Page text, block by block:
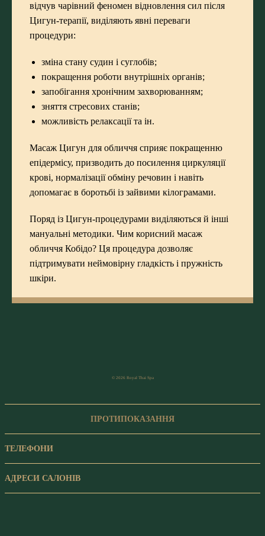
відчув чарівний феномен відновлення сил після
Цигун-терапії, виділяють явні переваги
процедури:
зміна стану судин і суглобів;
покращення роботи внутрішніх органів;
запобігання хронічним захворюванням;
зняття стресових станів;
можливість релаксації та ін.
Масаж Цигун для обличчя сприяє покращенню
епідермісу, призводить до посилення циркуляції
крові, нормалізації обміну речовин і навіть
допомагає в боротьбі із зайвими кілограмами.
Поряд із Цигун-процедурами виділяються й інші
мануальні методики. Чим корисний масаж
обличчя Кобідо? Ця процедура дозволяє
підтримувати неймовірну гладкість і пружність
шкіри.
© 2026 Royal Thai Spa
ПРОТИПОКАЗАННЯ
ТЕЛЕФОНИ
АДРЕСИ САЛОНІВ